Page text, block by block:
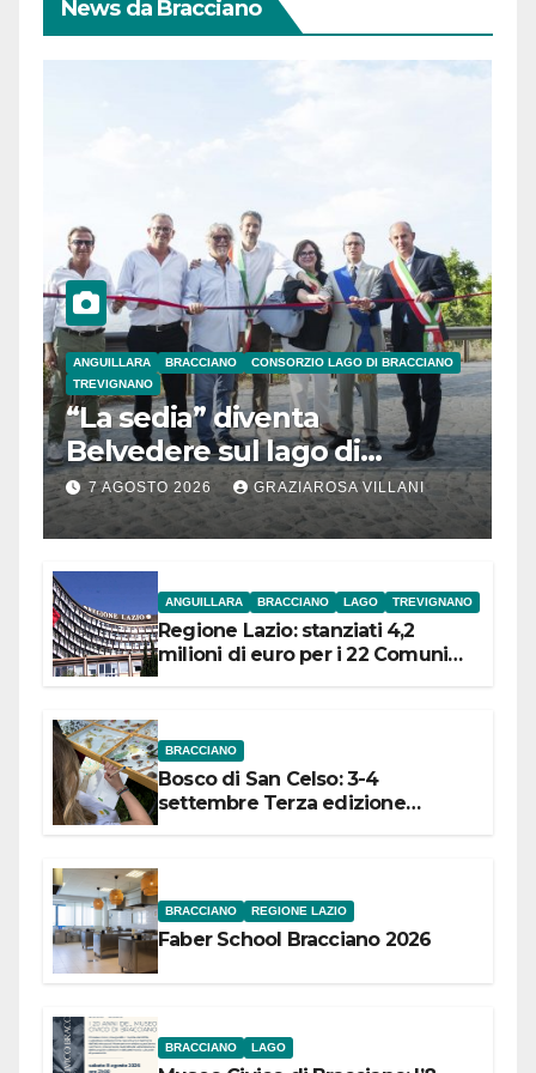
News da Bracciano
ANGUILLARA BRACCIANO
CONSORZIO LAGO DI BRACCIANO
TREVIGNANO
“La sedia” diventa
Belvedere sul lago di
Bracciano: ieri
l’inaugurazione
7 AGOSTO 2026 GRAZIAROSA VILLANI
ANGUILLARA BRACCIANO LAGO TREVIGNANO
Regione Lazio: stanziati 4,2
milioni di euro per i 22 Comuni
BRACCIANO
Bosco di San Celso: 3-4
settembre Terza edizione
BRACCIANO REGIONE LAZIO
Faber School Bracciano 2026
BRACCIANO LAGO